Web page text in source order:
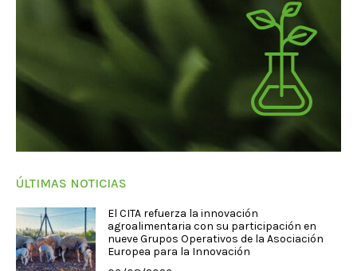
ÚLTIMAS NOTICIAS
El CITA refuerza la innovación
agroalimentaria con su participación en
nueve Grupos Operativos de la Asociación
Europea para la Innovación